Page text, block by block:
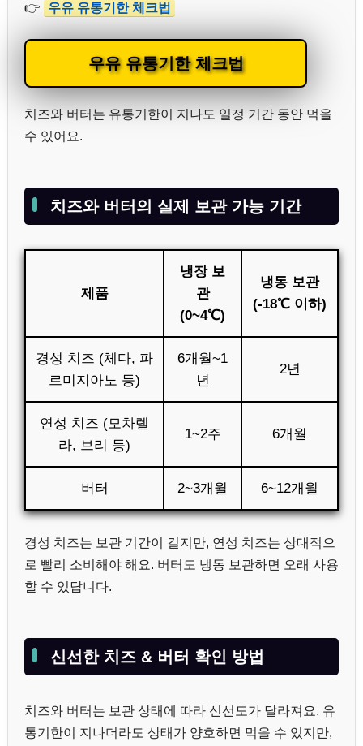
👉 우유 유통기한 체크법
우유 유통기한 체크법
치즈와 버터는 유통기한이 지나도 일정 기간 동안 먹을
수 있어요.
치즈와 버터의 실제 보관 가능 기간
제품
냉장 보
관
(0~4℃)
냉동 보관
(-18℃ 이하)
경성 치즈 (체다, 파
르미지아노 등)
6개월~1
년
2년
연성 치즈 (모차렐
라, 브리 등)
1~2주 6개월
버터 2~3개월 6~12개월
경성 치즈는 보관 기간이 길지만, 연성 치즈는 상대적으
로 빨리 소비해야 해요. 버터도 냉동 보관하면 오래 사용
할 수 있답니다.
신선한 치즈 & 버터 확인 방법
치즈와 버터는 보관 상태에 따라 신선도가 달라져요. 유
통기한이 지나더라도 상태가 양호하면 먹을 수 있지만,